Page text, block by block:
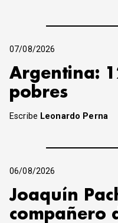
07/08/2026
Argentina:
pobres
Escribe Leonardo Perna
06/08/2026
Joaquín
compañero